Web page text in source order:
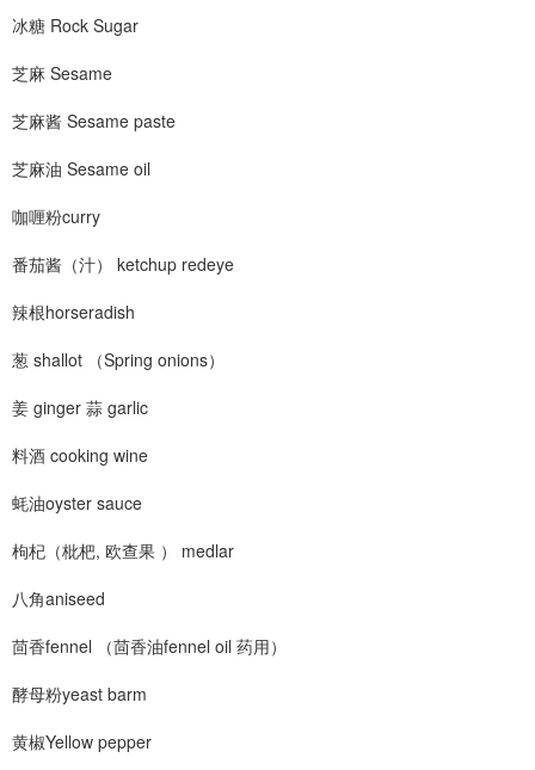
冰糖 Rock Sugar
芝麻 Sesame
芝麻酱 Sesame paste
芝麻油 Sesame oil
咖喱粉curry
番茄酱（汁） ketchup redeye
辣根horseradish
葱 shallot （Spring onions）
姜 ginger 蒜 garlic
料酒 cooking wine
蚝油oyster sauce
枸杞（枇杷, 欧查果 ） medlar
八角aniseed
茴香fennel （茴香油fennel oil 药用）
酵母粉yeast barm
黄椒Yellow pepper